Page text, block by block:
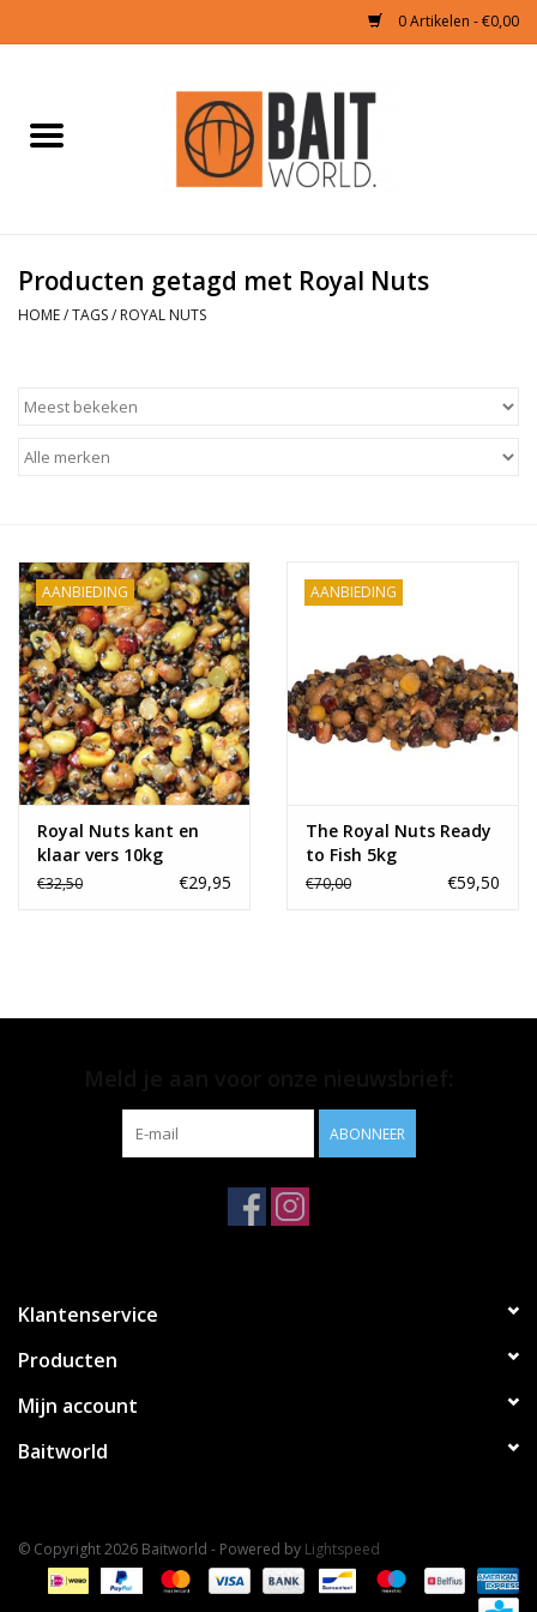
0 Artikelen - €0,00
Boilies & Additieven
Pellets
Range
Cadeaubon
Summer Deals
BLOG
Producten getagd met Royal Nuts
HOME/TAGS/ ROYAL NUTS
AANBIEDING
Royal Nuts kant en
klaar vers 10kg
€32,50 €29,95
AANBIEDING
The Royal Nuts Ready
to Fish 5kg
€70,00 €59,50
ABONNEER
Klantenservice
Producten
Mijn account
Baitworld
© Copyright 2026 Baitworld - Powered by Lightspeed